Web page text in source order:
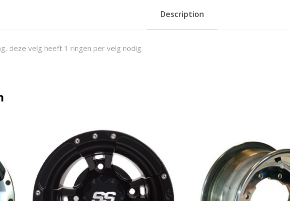
Description
deze velg heeft 1 ringen per velg nodig.